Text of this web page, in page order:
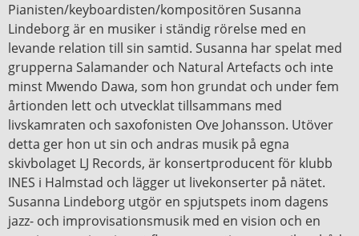
Pianisten/keyboardisten/kompositören Susanna
Lindeborg är en musiker i ständig rörelse med en
levande relation till sin samtid. Susanna har spelat med
grupperna Salamander och Natural Artefacts och inte
minst Mwendo Dawa, som hon grundat och under fem
årtionden lett och utvecklat tillsammans med
livskamraten och saxofonisten Ove Johansson. Utöver
detta ger hon ut sin och andras musik på egna
skivbolaget LJ Records, är konsertproducent för klubb
INES i Halmstad och lägger ut livekonserter på nätet.
Susanna Lindeborg utgör en spjutspets inom dagens
jazz- och improvisationsmusik med en vision och en